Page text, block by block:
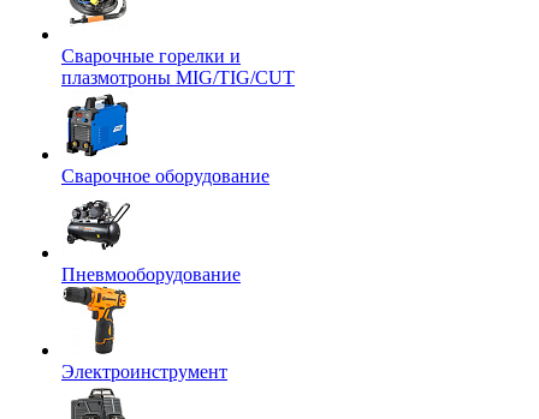
Сварочные горелки и
плазмотроны MIG/TIG/CUT
Сварочное оборудование
Пневмооборудование
Электроинструмент